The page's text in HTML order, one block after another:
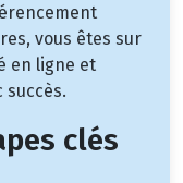
vous êtes sur
en ligne et
succès.
clés